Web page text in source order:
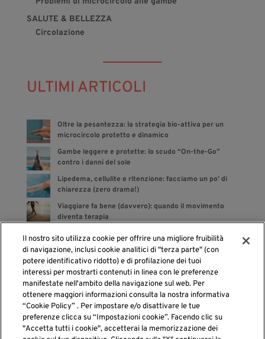
SALUTE & BELLEZZA
Circolazione
ULTIMI ARTICOLI
Oltre la pesantezza: la strategia bio-attiva per un
microcircolo protetto e dinamico
Gambe leggere e protette: lo scudo “On-the-Go”
contro i danni del sole
Lipedema, cellulite e ritenzione: facciamo un po’ di
chiarezza (zero drama!)
Viaggiare fa bene (davvero): quando il movimento
diventa terapia
Bye bye gonfiore: gli integratori sono dalla tua parte
Il nostro sito utilizza cookie per offrire una migliore fruibilità
di navigazione, inclusi cookie analitici di "terza parte" (con
potere identificativo ridotto) e di profilazione dei tuoi
interessi per mostrarti contenuti in linea con le preferenze
manifestate nell'ambito della navigazione sul web. Per
ottenere maggiori informazioni consulta la nostra informativa
“Cookie Policy” . Per impostare e/o disattivare le tue
preferenze clicca su “Impostazioni cookie”. Facendo clic su
"Accetta tutti i cookie", accetterai la memorizzazione dei